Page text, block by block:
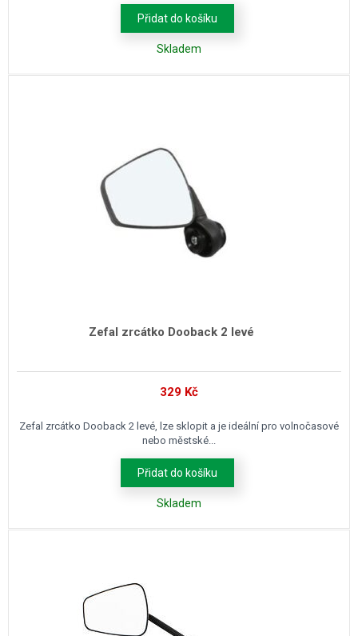
Přidat do košíku
Skladem
Zefal zrcátko Dooback 2 levé
329 Kč
Zefal zrcátko Dooback 2 levé, lze sklopit a je ideální pro volnočasové
nebo městské...
Přidat do košíku
Skladem